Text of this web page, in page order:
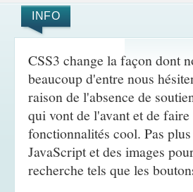
INFO
CSS3 change la façon dont
beaucoup d'entre nous
raison de l'absence de
qui vont de l'avant et de faire
fonctionnalités cool. Pas
JavaScript et des images
recherche tels que les